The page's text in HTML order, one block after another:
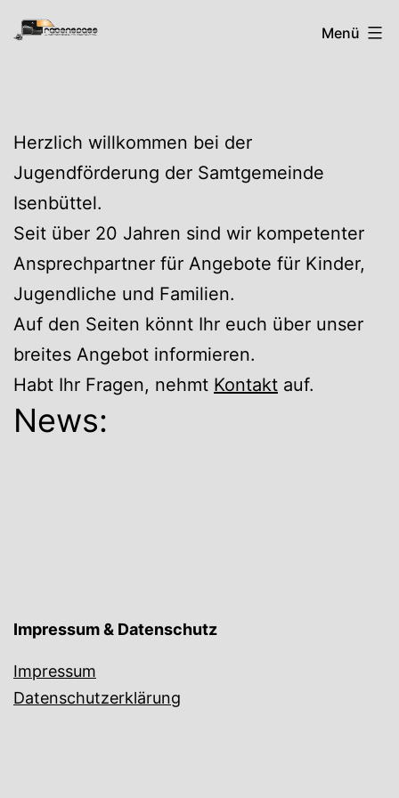
Zum
Inhalt
RabenspassMenü
Herzlich willkommen bei der
Jugendförderung der Samtgemeinde
Isenbüttel.
Seit über 20 Jahren sind wir kompetenter
Ansprechpartner für Angebote für Kinder,
Jugendliche und Familien.
Auf den Seiten könnt Ihr euch über unser
breites Angebot informieren.
Habt Ihr Fragen, nehmt Kontakt auf.
News:
Impressum & Datenschutz
Impressum
Datenschutzerklärung